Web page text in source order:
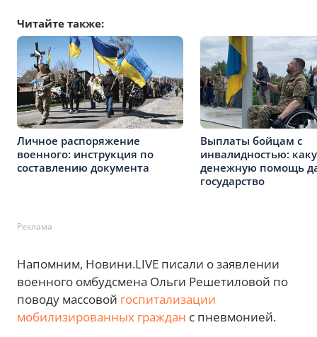
Читайте также:
Личное распоряжение
военного: инструкция по
составлению документа
Выплаты бойцам с
инвалидностью:
денежную помощь
государство
Реклама
Напомним, Новини.LIVE писали о заявлении
военного омбудсмена Ольги Решетиловой по
поводу массовой госпитализации
мобилизированных граждан с пневмонией.